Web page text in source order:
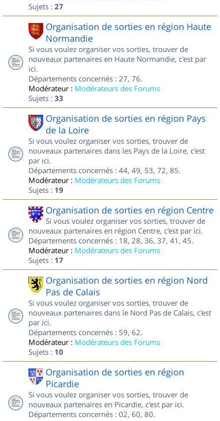
Sujets : 27
Organisation de sorties en région Haute
Normandie
Si vous voulez organiser vos sorties, trouver de
nouveaux partenaires en Haute Normandie, c'est par
ici.
Départements concernés : 27, 76.
Modérateur : Modérateurs des Forums
Sujets : 33
Organisation de sorties en région Pays
de la Loire
Si vous voulez organiser vos sorties, trouver de
nouveaux partenaires dans les Pays de la Loire, c'est
par ici.
Départements concernés : 44, 49, 53, 72, 85.
Modérateur : Modérateurs des Forums
Sujets : 19
Organisation de sorties en région Centre
Si vous voulez organiser vos sorties, trouver de
nouveaux partenaires en région Centre, c'est par ici.
Départements concernés : 18, 28, 36, 37, 41, 45.
Modérateur : Modérateurs des Forums
Sujets : 17
Organisation de sorties en région Nord
Pas de Calais
Si vous voulez organiser vos sorties, trouver de
nouveaux partenaires dans le Nord Pas de Calais, c'est
par ici.
Départements concernés : 59, 62.
Modérateur : Modérateurs des Forums
Sujets : 10
Organisation de sorties en région
Picardie
Si vous voulez organiser vos sorties, trouver de
nouveaux partenaires en Picardie, c'est par ici.
Départements concernés : 02, 60, 80.